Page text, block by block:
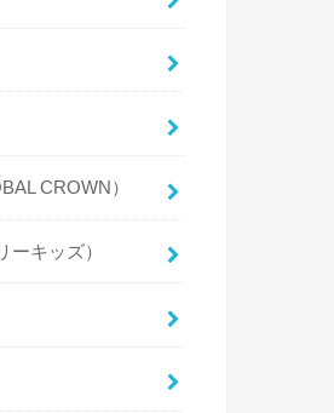
CROWN）
ーキッズ）